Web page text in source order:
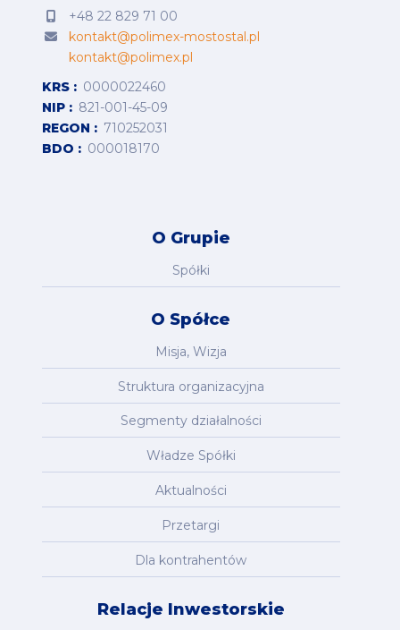
+48 22 829 71 00
kontakt@polimex-mostostal.pl
kontakt@polimex.pl
KRS
0000022460
NIP
821-001-45-09
REGON
710252031
BDO
000018170
O Grupie
Spółki
O Spółce
Misja, Wizja
Struktura organizacyjna
Segmenty działalności
Władze Spółki
Aktualności
Przetargi
Dla kontrahentów
Relacje Inwestorskie